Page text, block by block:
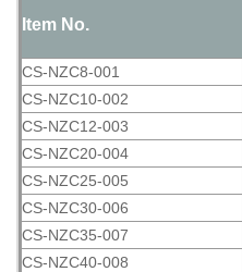
Item No.
CS-NZC8-001
CS-NZC10-002
CS-NZC12-003
CS-NZC20-004
CS-NZC25-005
CS-NZC30-006
CS-NZC35-007
CS-NZC40-008